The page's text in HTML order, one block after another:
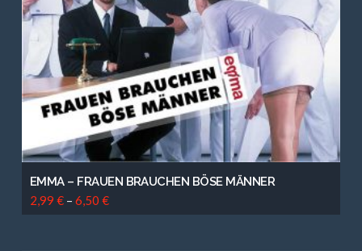
EMMA – FRAUEN BRAUCHEN BÖSE MÄNNER
2,99 €– 6,50 €